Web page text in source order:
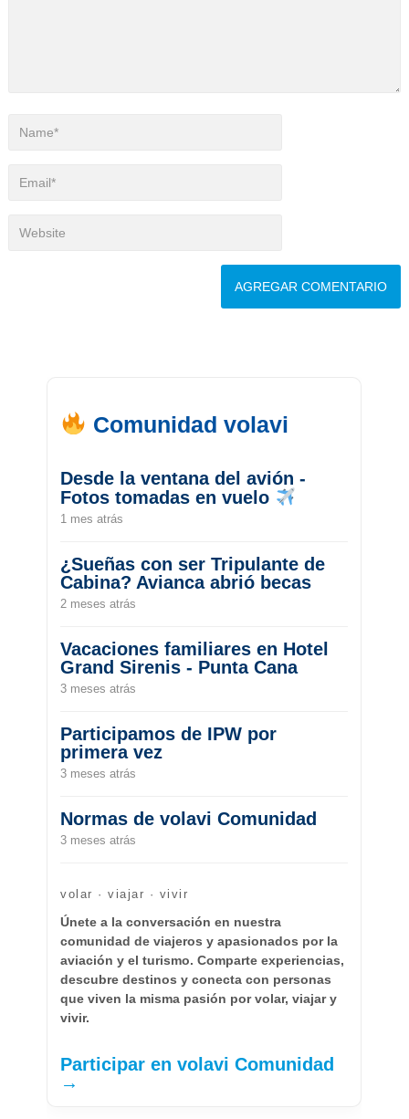
Comunidad volavi
Desde la ventana del avión -
Fotos tomadas en vuelo
1 mes atrás
¿Sueñas con ser Tripulante de
Cabina? Avianca abrió becas
2 meses atrás
Vacaciones familiares en Hotel
Grand Sirenis - Punta Cana
3 meses atrás
Participamos de IPW por
primera vez
3 meses atrás
Normas de volavi Comunidad
3 meses atrás
volar · viajar · vivir
Únete a la conversación en nuestra
comunidad de viajeros y apasionados por la
aviación y el turismo. Comparte experiencias,
descubre destinos y conecta con personas
que viven la misma pasión por volar, viajar y
vivir.
Participar en volavi Comunidad
→